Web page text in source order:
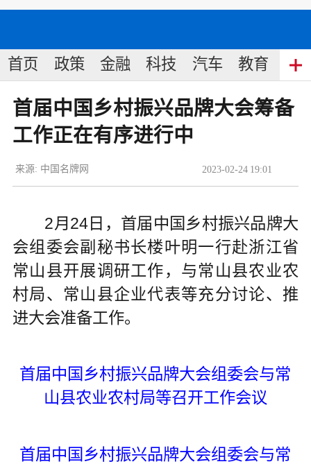
首页 政策 金融 科技 汽车 教育 食
首届中国乡村振兴品牌大会筹备
工作正在有序进行中
2023-02-24 19:01
来源: 中国名牌网
2月24日，首届中国乡村振兴品牌大
会组委会副秘书长楼叶明一行赴浙江省
常山县开展调研工作，与常山县农业农
村局、常山县企业代表等充分讨论、推
进大会准备工作。
首届中国乡村振兴品牌大会组委会与常
山县农业农村局等召开工作会议
首届中国乡村振兴品牌大会组委会与常